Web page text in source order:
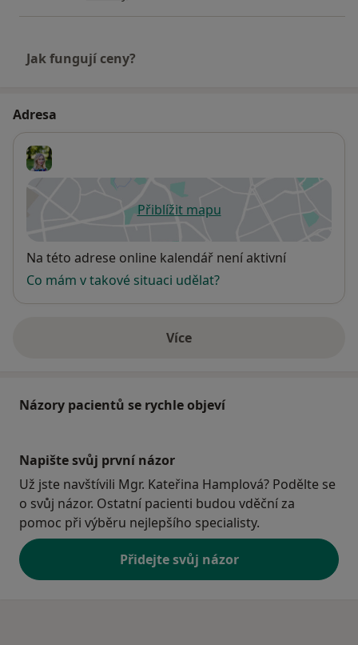
Jak fungují ceny?
Adresa
Přiblížit mapuse otevře v nové záložce
Dostupnost
Na této adrese online kalendář není aktivní
Co mám v takové situaci udělat?
Víceo adrese
Názory pacientů se rychle objeví
Napište svůj první názor
Už jste navštívili Mgr. Kateřina Hamplová? Podělte se
o svůj názor. Ostatní pacienti budou vděční za
pomoc při výběru nejlepšího specialisty.
Přidejte svůj názor